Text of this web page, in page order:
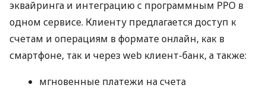
эквайринга и интеграцию с программным РРО в
одном сервисе. Клиенту предлагается доступ к
счетам и операциям в формате онлайн, как в
смартфоне, так и через web клиент-банк, а также:
мгновенные платежи на счета